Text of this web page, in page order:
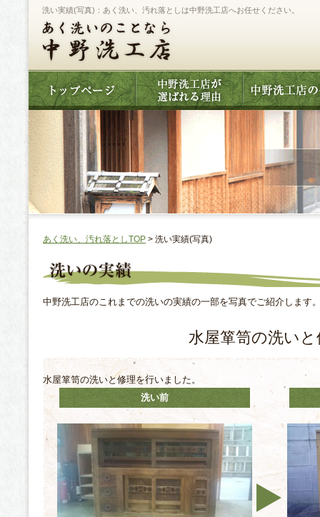
洗い実績(写真)：あく洗い、汚れ落としは中野洗工店へお任せください。
あく洗い、汚れ落としTOP > 洗い実績(写真)
中野洗工店のこれまでの洗いの実績の一部を写真でご紹介します
水屋箪笥の洗いと
水屋箪笥の洗いと修理を行いました。
洗い前